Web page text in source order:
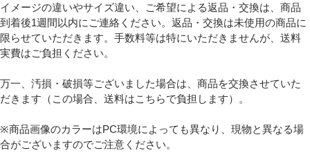
イメージの違いやサイズ違い、ご希望による返品・交換は、商品
到着後1週間以内にご連絡ください。返品・交換は未使用の商品に
限らせていただきます。手数料等は特にいただきませんが、送料
実費はご負担ください。
万一、汚損・破損等ございました場合は、商品を交換させていた
だきます（この場合、送料はこちらで負担します）。
※商品画像のカラーはPC環境によっても異なり、現物と異なる場
合がございますのでご注意ください。